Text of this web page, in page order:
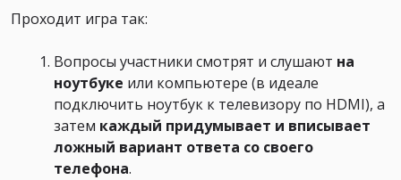
Проходит игра так:
Вопросы участники смотрят и слушают на
ноутбуке или компьютере (в идеале
подключить ноутбук к телевизору по HDMI), а
затем каждый придумывает и вписывает
ложный вариант ответа со своего
телефона.